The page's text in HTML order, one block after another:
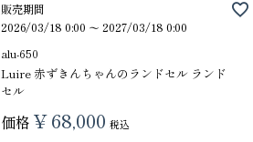
販売期間
2026/03/18 0:00 〜 2027/03/18 0:00
alu-650
Luire 赤ずきんちゃんのランドセル ランド
セル
価格 ¥ 68,000 税込